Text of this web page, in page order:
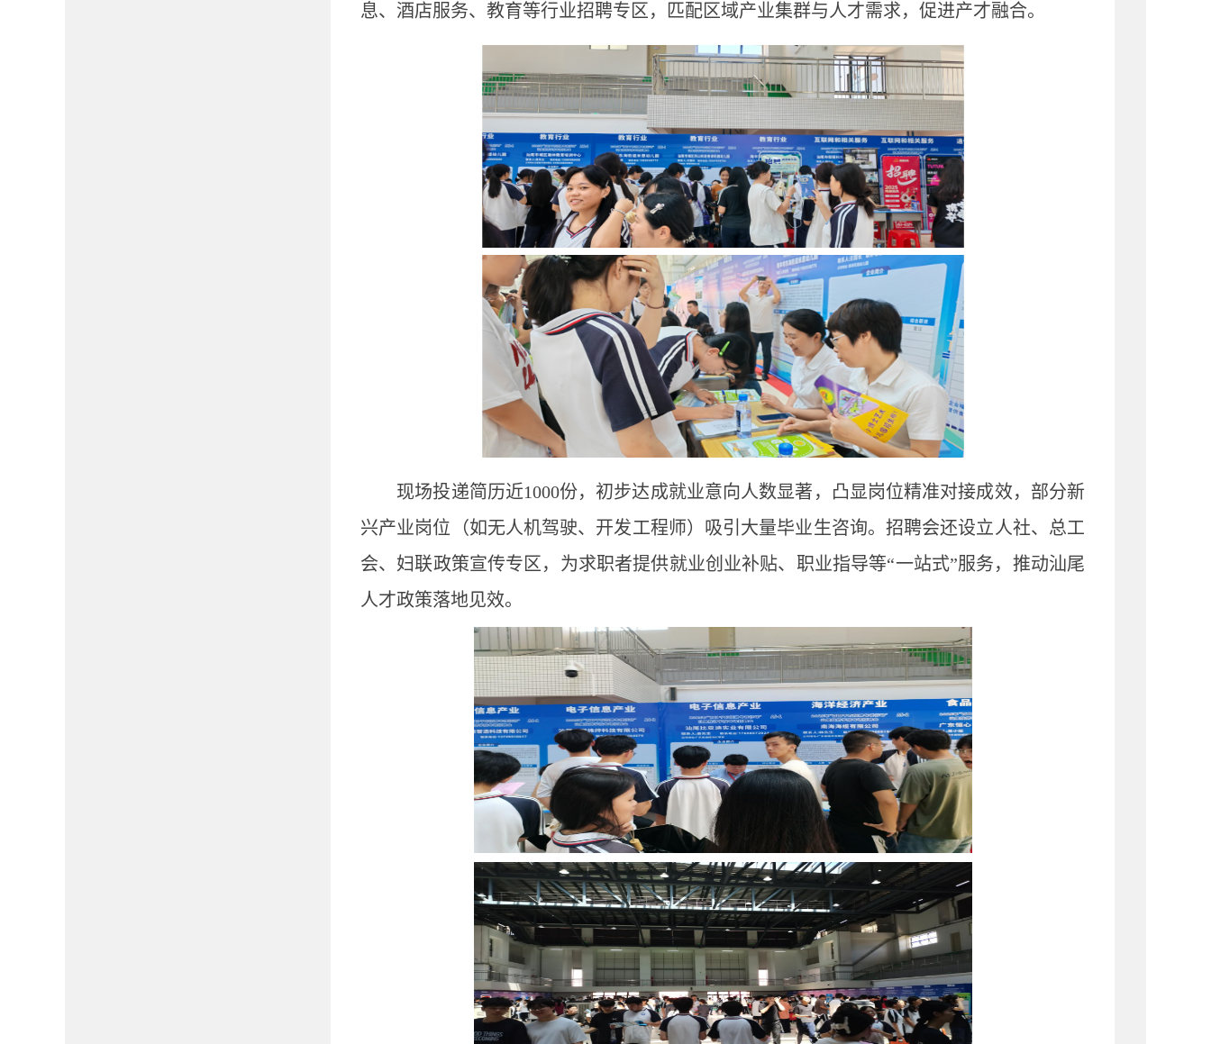
息、酒店服务、教育等行业招聘专区，匹配区域产业集群与人才需求，促进产才融合。
现场投递简历近1000份，初步达成就业意向人数显著，凸显岗位精准对接成效，部分新
兴产业岗位（如无人机驾驶、开发工程师）吸引大量毕业生咨询。招聘会还设立人社、总工
会、妇联政策宣传专区，为求职者提供就业创业补贴、职业指导等“一站式”服务，推动汕尾
人才政策落地见效。